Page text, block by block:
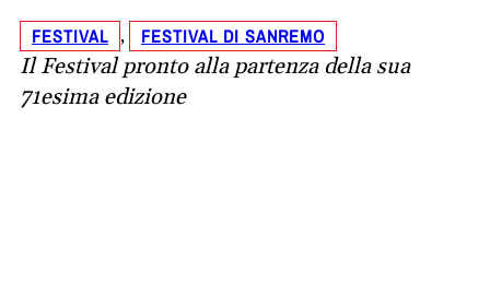
FESTIVAL , FESTIVAL DI SANREMO
Il Festival pronto alla partenza della sua
71esima edizione